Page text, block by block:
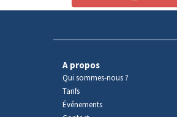
A propos
Qui sommes-nous ?
Tarifs
Événements